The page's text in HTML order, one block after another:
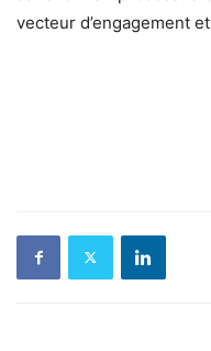
vecteur d’engagement